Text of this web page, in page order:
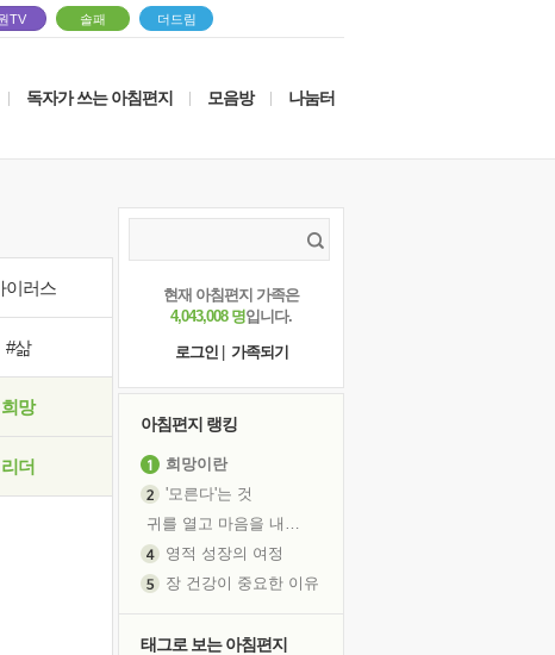
TV 솔패 더드림
독자가 쓰는 아침편지 모음방 나눔터
이러스
#삶
희망
리더
현재 아침편지 가족은
4,043,008 명입니다.
로그인
가족되기
아침편지 랭킹
희망이란
'모른다'는 것
귀를 열고 마음을 내어주고
영적 성장의 여정
장 건강이 중요한 이유
흙이 된 몸으로 출근하는 여자
태그로 보는 아침편지